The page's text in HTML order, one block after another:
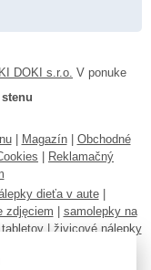
DOKI s.r.o. V ponuke
| Magazín| Obchodné
Reklamačný
dieťa v aute|
zdjęciem
samolepky na
| živicové nálepky